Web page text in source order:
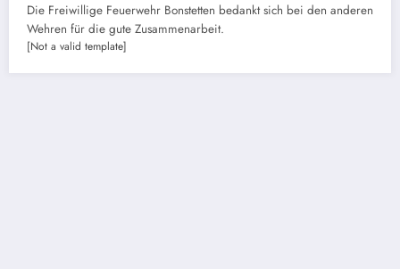
Die Freiwillige Feuerwehr Bonstetten bedankt sich bei den anderen
Wehren für die gute Zusammenarbeit.
[Not a valid template]